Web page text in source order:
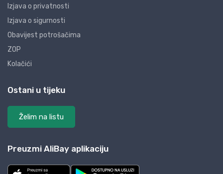
Izjava o privatnosti
Izjava o sigurnosti
Obavijest potrošačima
ZOP
Kolačići
Ostani u tijeku
Želim na listu
Preuzmi AliBay aplikaciju